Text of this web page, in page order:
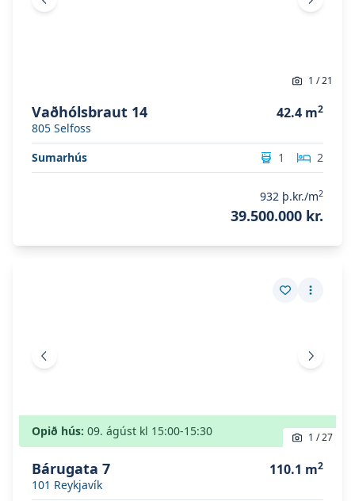
Fyrri mynd Næsta
1 /21
Vaðhólsbraut 14
805 Selfoss
42.4 m2
Sumarhús 1 2
932 þ.kr./m2
39.500.000 kr.
Opið hús: 09. ágúst kl 15:00-15:30
Vista eign
Fleiri
Fyrri mynd Næsta
1 /27
Bárugata 7
101 Reykjavík
110.1 m2